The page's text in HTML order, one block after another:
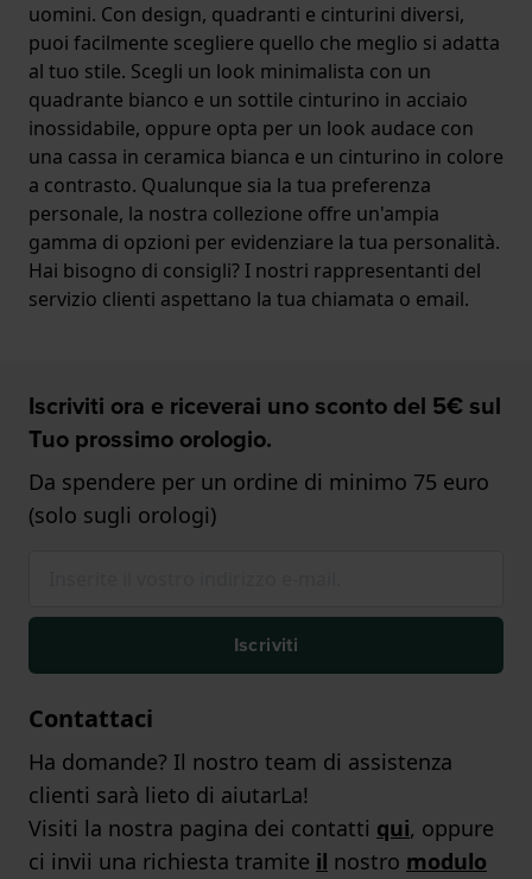
uomini. Con design, quadranti e cinturini diversi,
puoi facilmente scegliere quello che meglio si adatta
al tuo stile. Scegli un look minimalista con un
quadrante bianco e un sottile cinturino in acciaio
inossidabile, oppure opta per un look audace con
una cassa in ceramica bianca e un cinturino in colore
a contrasto. Qualunque sia la tua preferenza
personale, la nostra collezione offre un'ampia
gamma di opzioni per evidenziare la tua personalità.
Hai bisogno di consigli? I nostri rappresentanti del
servizio clienti aspettano la tua chiamata o email.
Iscriviti ora e riceverai uno sconto del 5€ sul
Tuo prossimo orologio.
Da spendere per un ordine di minimo 75 euro
(solo sugli orologi)
Iscriviti
Contattaci
Ha domande? Il nostro team di assistenza
clienti sarà lieto di aiutarLa!
Visiti la nostra pagina dei contatti qui, oppure
ci invii una richiesta tramite il nostro modulo